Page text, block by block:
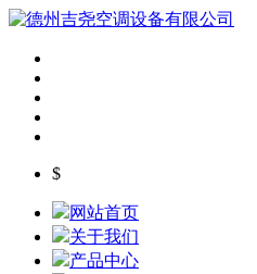
$
网站首页
关于我们
产品中心